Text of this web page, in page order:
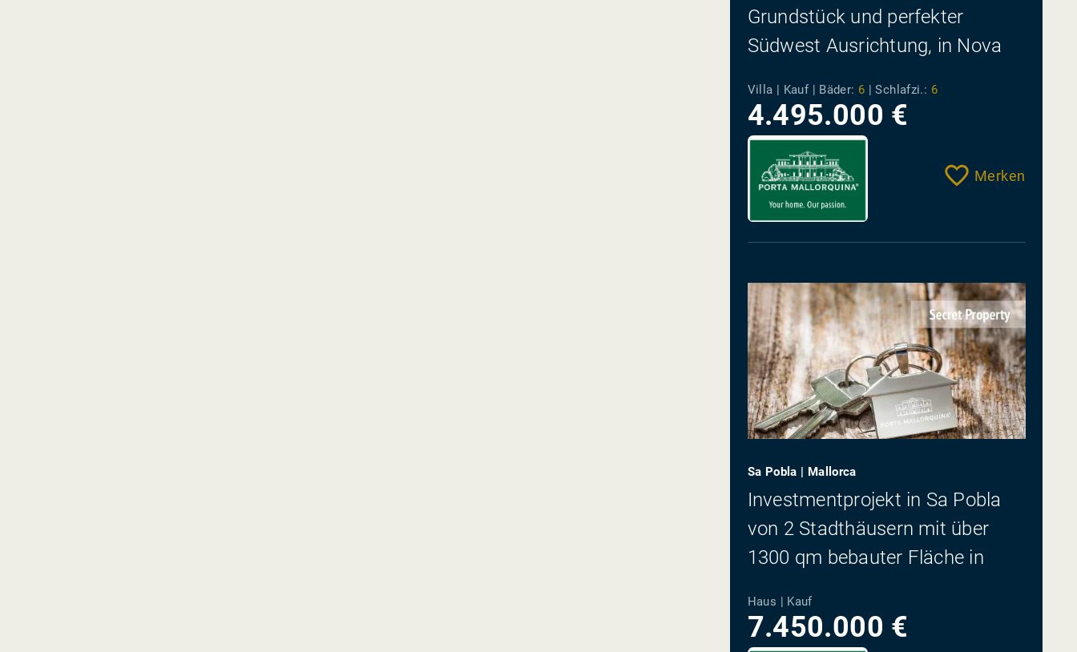
Grundstück und perfekter
Südwest Ausrichtung, in Nova
Villa | Kauf | Bäder: 6 |Schlafzi.: 6
4.495.000 €
Merken
Sa Pobla | Mallorca
Investmentprojekt in Sa Pobla
von 2 Stadthäusern mit über
1300 qm bebauter Fläche in
Haus | Kauf
7.450.000 €